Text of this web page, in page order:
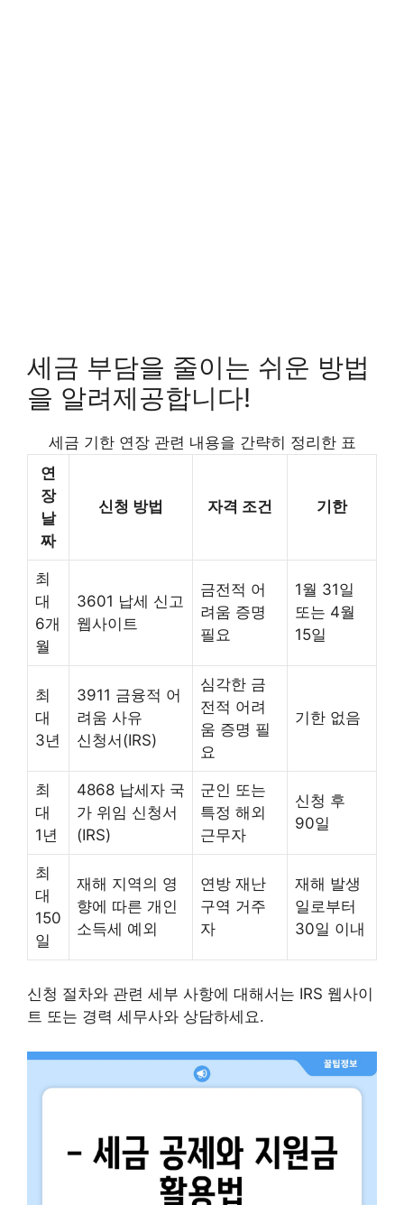
세금 부담을 줄이는 쉬운 방법
을 알려제공합니다!
세금 기한 연장 관련 내용을 간략히 정리한 표
연
장
날
짜
신청 방법 자격 조건 기한
최
대
6개
월
3601 납세 신고
웹사이트
금전적 어
려움 증명
필요
1월 31일
또는 4월
15일
최
대
3년
3911 금융적 어
려움 사유
신청서(IRS)
심각한 금
전적 어려
움 증명 필
요
기한 없음
최
대
1년
4868 납세자 국
가 위임 신청서
(IRS)
군인 또는
특정 해외
근무자
신청 후
90일
최
대
150
일
재해 지역의 영
향에 따른 개인
소득세 예외
연방 재난
구역 거주
자
재해 발생
일로부터
30일 이내
신청 절차와 관련 세부 사항에 대해서는 IRS 웹사이
트 또는 경력 세무사와 상담하세요.